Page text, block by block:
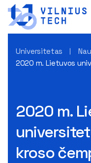
Universitetas
2020 m. Lietuvos
2020 m.
kroso